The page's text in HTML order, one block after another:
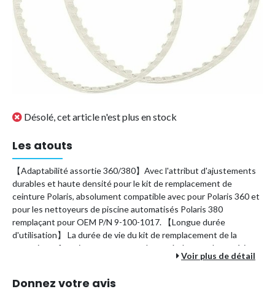
Désolé, cet article n'est plus en stock
Les atouts
【Adaptabilité assortie 360/380】Avec l'attribut d'ajustements
durables et haute densité pour le kit de remplacement de
ceinture Polaris, absolument compatible avec pour Polaris 360 et
pour les nettoyeurs de piscine automatisés Polaris 380
remplaçant pour OEM P/N 9-100-1017. 【Longue durée
d'utilisation】 La durée de vie du kit de remplacement de la
courroie en fonctionnement normal est très longue, le matériau
de la courroie est très résistant, la capacité portante et la force
【Conception de la ceinture renforcée】 Les détails de
Voir plus de détail
Donnez votre avis